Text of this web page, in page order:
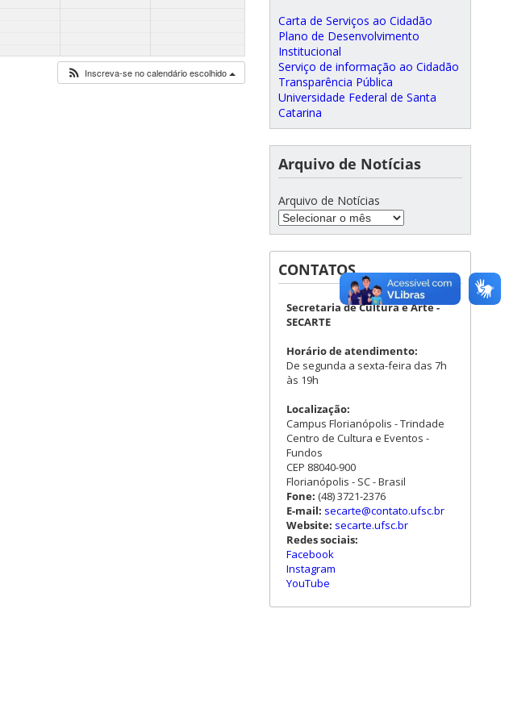
Inscreva-se no calendário escolhido
Carta de Serviços ao Cidadão
Plano de Desenvolvimento
Institucional
Serviço de informação ao Cidadão
Transparência Pública
Universidade Federal de Santa
Catarina
Arquivo de Notícias
Arquivo de Notícias
CONTATOS
Secretaria de Cultura e Arte -
SECARTE
Horário de atendimento:
De segunda a sexta-feira das 7h
às 19h
Localização:
Campus Florianópolis - Trindade
Centro de Cultura e Eventos -
Fundos
CEP 88040-900
Florianópolis - SC - Brasil
Fone: (48) 3721-2376
E-mail: secarte@contato.ufsc.br
Website: secarte.ufsc.br
Redes sociais:
Facebook
Instagram
YouTube